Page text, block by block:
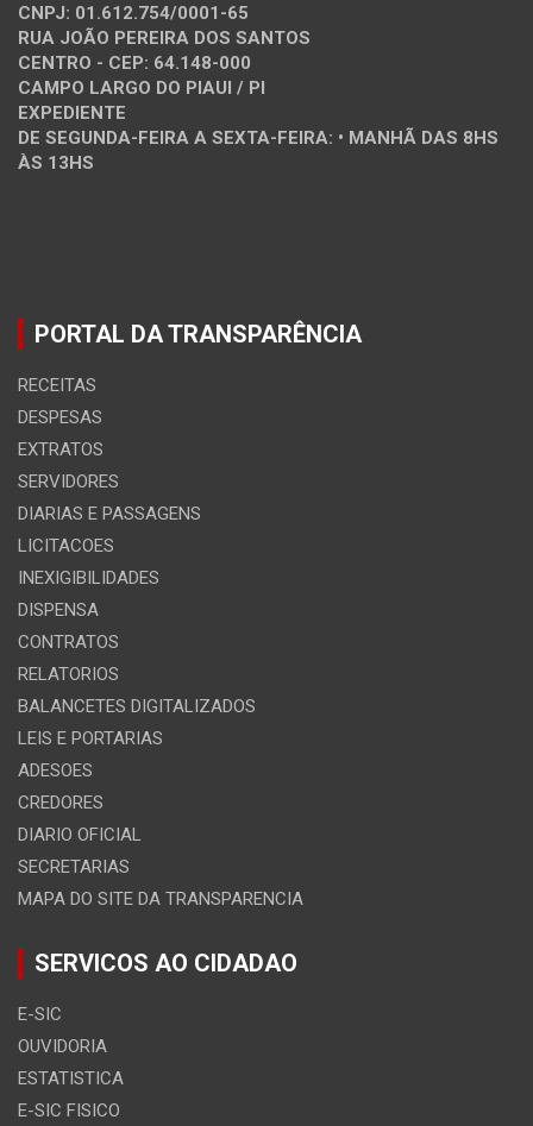
CNPJ: 01.612.754/0001-65
RUA JOÃO PEREIRA DOS SANTOS
CENTRO - CEP: 64.148-000
CAMPO LARGO DO PIAUI / PI
EXPEDIENTE
DE SEGUNDA-FEIRA A SEXTA-FEIRA: • MANHÃ DAS 8HS
ÀS 13HS
PORTAL DA TRANSPARÊNCIA
RECEITAS
DESPESAS
EXTRATOS
SERVIDORES
DIARIAS E PASSAGENS
LICITACOES
INEXIGIBILIDADES
DISPENSA
CONTRATOS
RELATORIOS
BALANCETES DIGITALIZADOS
LEIS E PORTARIAS
ADESOES
CREDORES
DIARIO OFICIAL
SECRETARIAS
MAPA DO SITE DA TRANSPARENCIA
SERVICOS AO CIDADAO
E-SIC
OUVIDORIA
ESTATISTICA
E-SIC FISICO